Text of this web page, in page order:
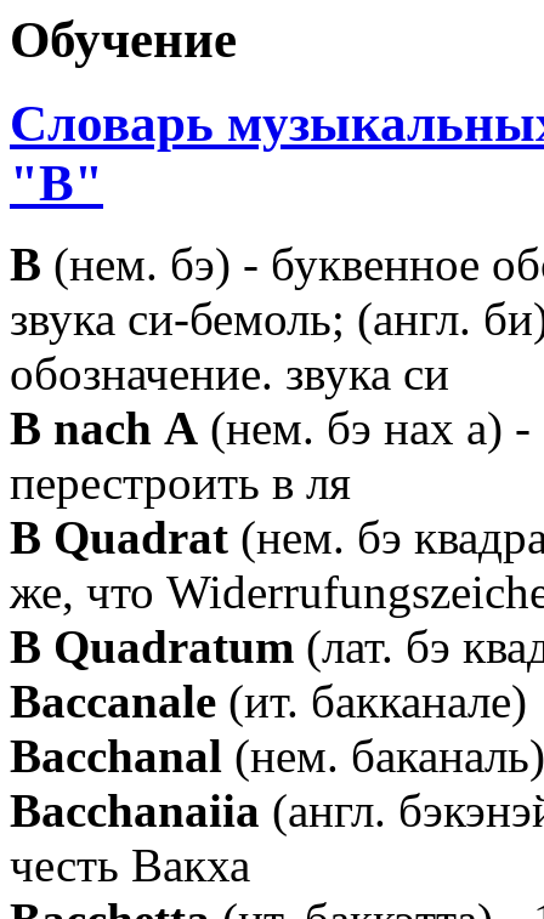
Обучение
Словарь
"B"
В (нем. бэ) - буквенное
звука си-бемоль; (англ.
обозначение. звука си
B nach А (нем. бэ нах а) -
перестроить в ля
В Quadrat (нем. бэ
же, что
В Quadratum (лат. бэ
Baccanale (ит. бакканале)
Bacchanal (нем.
Bacchanaiia (англ.
честь Вакха